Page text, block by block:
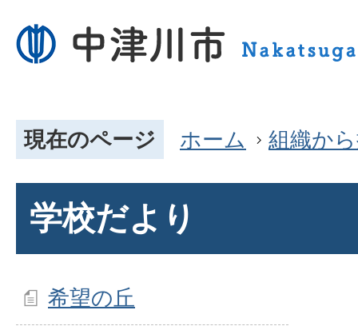
現在のページ ホーム 組織か
学校だより
希望の丘